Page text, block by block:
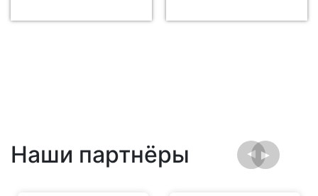
Наши партнёры